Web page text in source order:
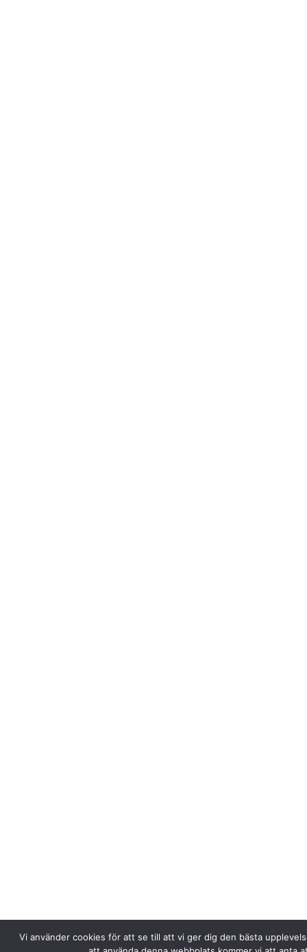
Vi använder cookies för att se till att vi ger dig den bästa